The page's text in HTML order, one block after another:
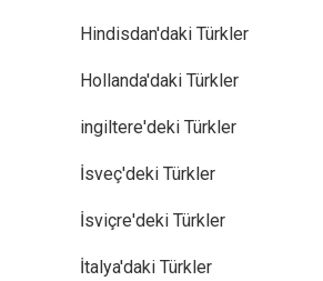
Hindisdan'daki Türkler
Hollanda'daki Türkler
ingiltere'deki Türkler
İsveç'deki Türkler
İsviçre'deki Türkler
İtalya'daki Türkler